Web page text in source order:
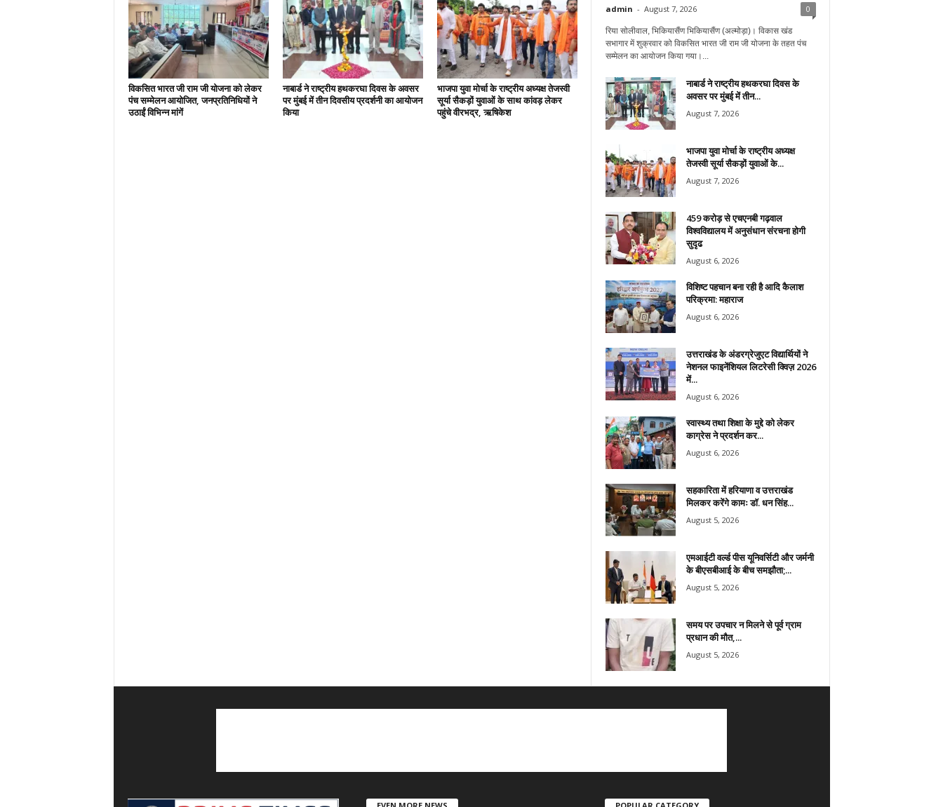
विकसित भारत जी राम जी योजना को लेकर
पंच सम्मेलन आयोजित, जनप्रतिनिधियों ने
उठाईं विभिन्न मांगें
नाबार्ड ने राष्ट्रीय हथकरघा दिवस के अवसर
पर मुंबई में तीन दिवसीय प्रदर्शनी का आयोजन
किया
भाजपा युवा मोर्चा के राष्ट्रीय अध्यक्ष तेजस्वी
सूर्या सैकड़ों युवाओं के साथ कांवड़ लेकर
पहुंचे वीरभद्र, ऋषिकेश
admin - August 7, 2026 0
रिया सोलीवाल, भिकियासैंण भिकियासैंण (अल्मोड़ा)। विकास खंड
सभागार में शुक्रवार को विकसित भारत जी राम जी योजना के तहत पंच
सम्मेलन का आयोजन किया गया।...
नाबार्ड ने राष्ट्रीय हथकरघा दिवस के
अवसर पर मुंबई में तीन...
August 7, 2026
भाजपा युवा मोर्चा के राष्ट्रीय अध्यक्ष
तेजस्वी सूर्या सैकड़ों युवाओं के...
August 7, 2026
459 करोड़ से एचएनबी गढ़वाल
विश्वविद्यालय में अनुसंधान संरचना होगी
सुदृढ
August 6, 2026
विशिष्ट पहचान बना रही है आदि कैलाश
परिक्रमा: महाराज
August 6, 2026
उत्तराखंड के अंडरग्रेजुएट विद्यार्थियों ने
नेशनल फाइनेंशियल लिटरेसी क्विज़ 2026
में...
August 6, 2026
स्वास्थ्य तथा शिक्षा के मुद्दे को लेकर
काग्रेस ने प्रदर्शन कर...
August 6, 2026
सहकारिता में हरियाणा व उत्तराखंड
मिलकर करेंगे कामः डाॅ. धन सिंह...
August 5, 2026
एमआईटी वर्ल्ड पीस यूनिवर्सिटी और जर्मनी
के बीएसबीआई के बीच समझौता;...
August 5, 2026
समय पर उपचार न मिलने से पूर्व ग्राम
प्रधान की मौत,...
August 5, 2026